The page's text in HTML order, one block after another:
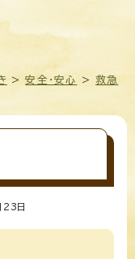
>安全・安心 >救急
23 日